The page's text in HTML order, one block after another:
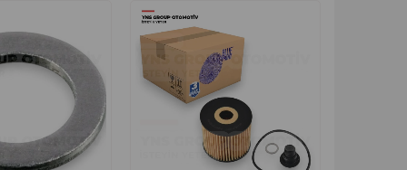
yeni
ürün